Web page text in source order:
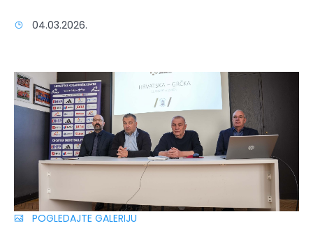
04.03.2026.
POGLEDAJTE GALERIJU